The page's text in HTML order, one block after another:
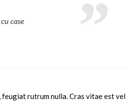
case
rutrum nulla. Cras vitae est vel